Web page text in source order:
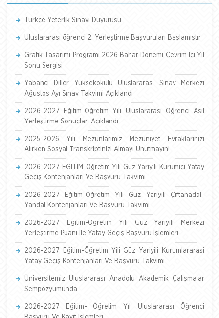
Türkçe Yeterlik Sınavı Duyurusu
Uluslararası öğrenci 2. Yerleştirme Başvuruları Başlamıştır
Grafik Tasarımı Programı 2026 Bahar Dönemi Çevrim İçi Yıl
Sonu Sergisi
Yabancı Diller Yüksekokulu Uluslararası Sınav Merkezi
Ağustos Ayı Sınav Takvimi Açıklandı
2026-2027 Eğitim-Öğretim Yılı Uluslararası Öğrenci Asil
Yerleştirme Sonuçları Açıklandı
2025-2026 Yılı Mezunlarımız Mezuniyet Evraklarınızı
Alırken Sosyal Transkriptinizi Almayı Unutmayın!
2026-2027 EĞİTİM-Öğretim Yili Güz Yariyili Kurumiçi Yatay
Geçiş Kontenjanlari Ve Başvuru Takvimi
2026-2027 Eğitim-Öğretim Yili Güz Yariyili Çiftanadal-
Yandal Kontenjanlari Ve Başvuru Takvimi
2026-2027 Eğitim-Öğretim Yili Güz Yariyili Merkezi
Yerleştirme Puani İle Yatay Geçiş Başvuru İşlemleri
2026-2027 Eğitim-Öğretim Yili Güz Yariyili Kurumlararasi
Yatay Geçiş Kontenjanlari Ve Başvuru Takvimi
Üniversitemiz Uluslararası Anadolu Akademik Çalışmalar
Sempozyumunda
2026-2027 Eğitim- Öğretim Yılı Uluslararası Öğrenci